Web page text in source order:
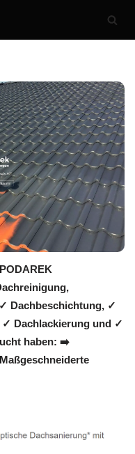
Dachbeschichtung, ✓
Dachlackierung und ✓
haben: ➡️